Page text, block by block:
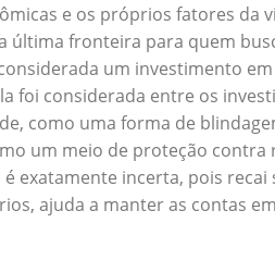
e os próprios fatores da
última fronteira para quem
um investimento
foi considerada entre os
como uma forma de
um meio de proteção contra
exatamente incerta, pois
ajuda a manter as contas